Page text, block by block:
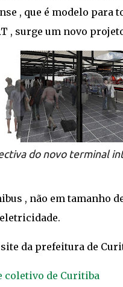
, que é modelo para
, surge um novo
do novo terminal
, não em tamanho
da prefeitura de
coletivo de Curitiba